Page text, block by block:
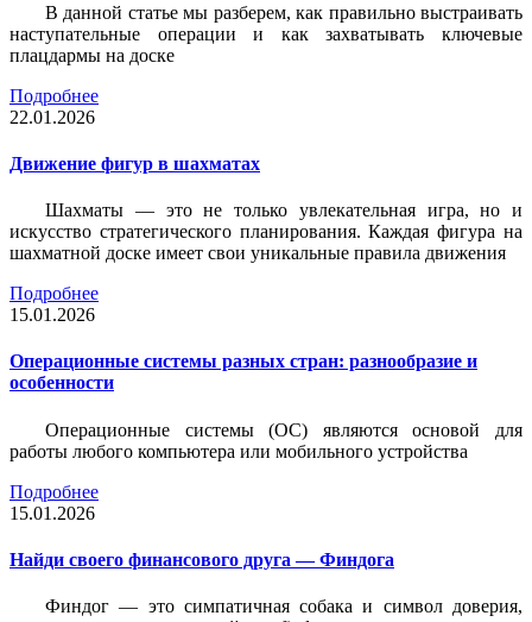
В данной статье мы разберем, как правильно выстраивать
наступательные операции и как захватывать ключевые
плацдармы на доске
Подробнее
22.01.2026
Движение фигур в шахматах
Шахматы — это не только увлекательная игра, но и
искусство стратегического планирования. Каждая фигура на
шахматной доске имеет свои уникальные правила движения
Подробнее
15.01.2026
Операционные системы разных стран: разнообразие и
особенности
Операционные системы (ОС) являются основой для
работы любого компьютера или мобильного устройства
Подробнее
15.01.2026
Найди своего финансового друга — Финдога
Финдог — это симпатичная собака и символ доверия,